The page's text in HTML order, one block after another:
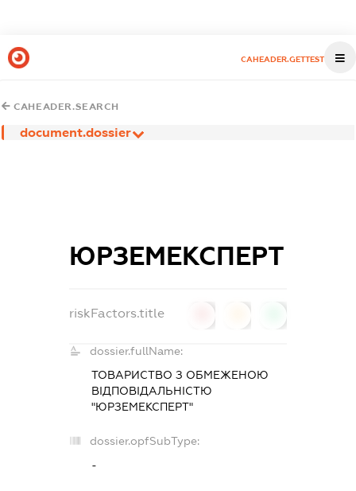
CAHEADER.GETTEST
CAHEADER.SEARCH
document.dossier
ЮРЗЕМЕКСПЕРТ
riskFactors.title
dossier.fullName:
ТОВАРИСТВО З ОБМЕЖЕНОЮ
ВІДПОВІДАЛЬНІСТЮ
"ЮРЗЕМЕКСПЕРТ"
dossier.opfSubType:
-